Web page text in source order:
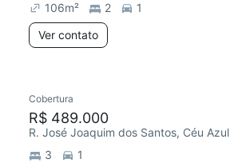
106m² 2
1
Ver contato
Cobertura
R$ 489.000
R. José Joaquim dos Santos, Céu Azul
3
1